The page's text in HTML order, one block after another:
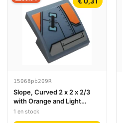
15068pb209R
Slope, Curved 2 x 2 x 2/3
with Orange and Light
Bluish Gray Hull Plates
1 en stock